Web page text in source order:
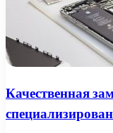
Качественная